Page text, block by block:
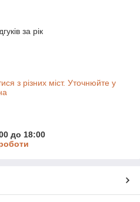
за рік
з різних міст. Уточнюйте у
до 18:00